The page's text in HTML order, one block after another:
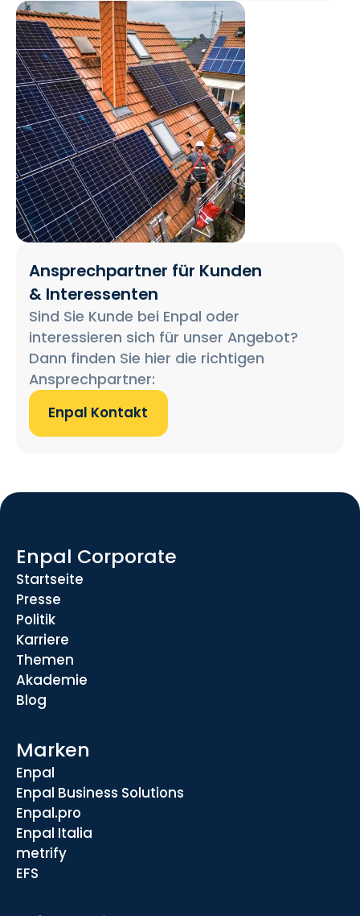
Ansprechpartner für Kunden
& Interessenten
Sind Sie Kunde bei Enpal oder
interessieren sich für unser Angebot?
Dann finden Sie hier die richtigen
Ansprechpartner:
Enpal Kontakt
Enpal Corporate
Startseite
Presse
Politik
Karriere
Themen
Akademie
Blog
Marken
Enpal
Enpal Business Solutions
Enpal.pro
Enpal Italia
metrify
EFS